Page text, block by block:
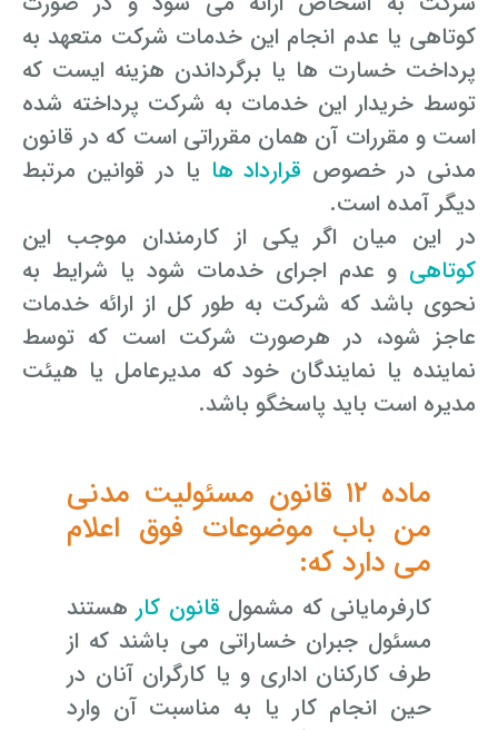
کوتاهی یا عدم انجام این خدمات شرکت متعهد به
پرداخت خسارت ها یا برگرداندن هزینه ایست که
توسط خریدار این خدمات به شرکت پرداخته شده
است و مقررات آن همان مقرراتی است که در قانون
مدنی در خصوص قرارداد ها یا در قوانین مرتبط
دیگر آمده است.
در این میان اگر یکی از کارمندان موجب این
کوتاهی و عدم اجرای خدمات شود یا شرایط به
نحوی باشد که شرکت به طور کل از ارائه خدمات
عاجز شود، در هرصورت شرکت است که توسط
نماینده یا نمایندگان خود که مدیرعامل یا هیئت
مدیره است باید پاسخگو باشد.
ماده ۱۲ قانون مسئولیت مدنی
من باب موضوعات فوق اعلام
می دارد که:
کارفرمایانی که مشمول قانون کار هستند
مسئول جبران خساراتی می باشند که از
طرف کارکنان اداری و یا کارگران آنان در
حین انجام کار یا به ‌مناسبت آن وارد